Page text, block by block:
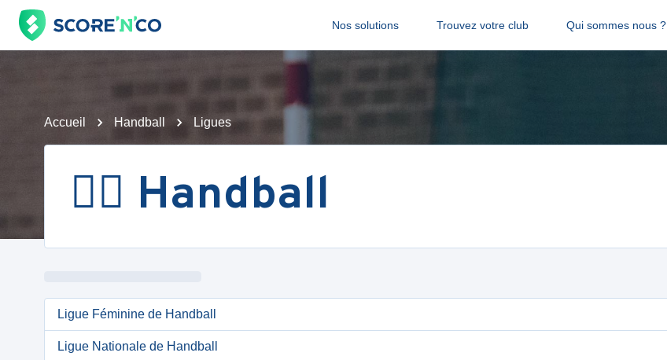
Nos solutions Trouvez votre club Qui sommes nous ?
Accueil Handball Ligues
🤾‍♂️ Handball
Ligue Féminine de Handball
Ligue Nationale de Handball